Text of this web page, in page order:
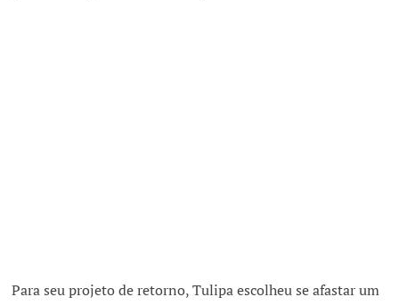
Para seu projeto de retorno, Tulipa escolheu se afastar um